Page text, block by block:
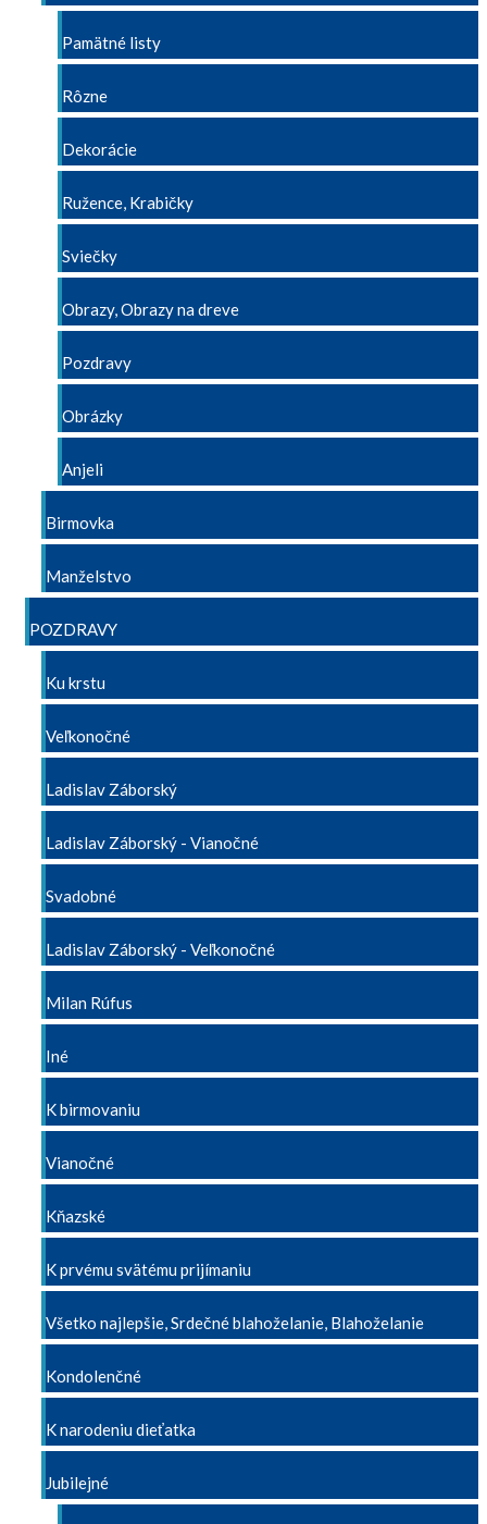
Pamätné listy
Rôzne
Dekorácie
Ružence, Krabičky
Sviečky
Obrazy, Obrazy na dreve
Pozdravy
Obrázky
Anjeli
Birmovka
Manželstvo
POZDRAVY
Ku krstu
Veľkonočné
Ladislav Záborský
Ladislav Záborský - Vianočné
Svadobné
Ladislav Záborský - Veľkonočné
Milan Rúfus
Iné
K birmovaniu
Vianočné
Kňazské
K prvému svätému prijímaniu
Všetko najlepšie, Srdečné blahoželanie, Blahoželanie
Kondolenčné
K narodeniu dieťatka
Jubilejné